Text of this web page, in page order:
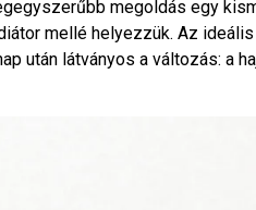
megoldás egy
mellé helyezzük. Az
után látványos a változás: a